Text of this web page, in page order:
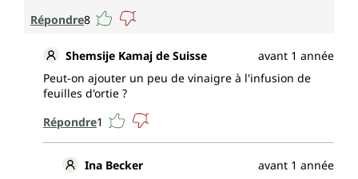
Répondre8
Shemsije Kamaj de Suisse
avant 1 année
Peut-on ajouter un peu de vinaigre à l'infusion de
feuilles d'ortie ?
Répondre1
Ina Becker
avant 1 année